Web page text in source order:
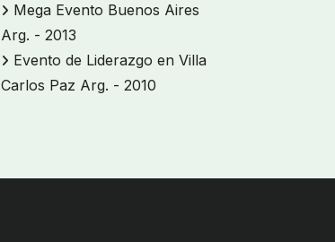
Mega Evento Buenos Aires
Arg. - 2013
Evento de Liderazgo en Villa
Carlos Paz Arg. - 2010